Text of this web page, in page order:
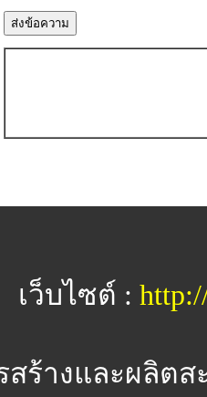
เว็บไซต์ :
สร้างและผลิต